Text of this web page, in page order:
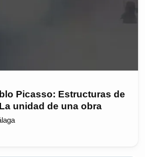
Picasso: Estructuras de
unidad de una obra